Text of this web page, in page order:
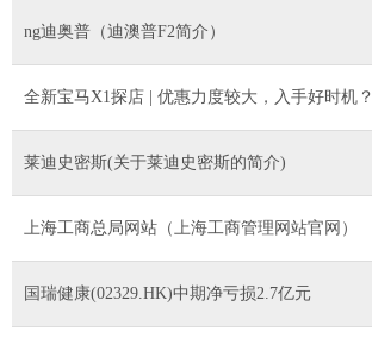
ng迪奥普（迪澳普F2简介）
全新宝马X1探店 | 优惠力度较大，入手好时机？
莱迪史密斯(关于莱迪史密斯的简介)
上海工商总局网站（上海工商管理网站官网）
国瑞健康(02329.HK)中期净亏损2.7亿元